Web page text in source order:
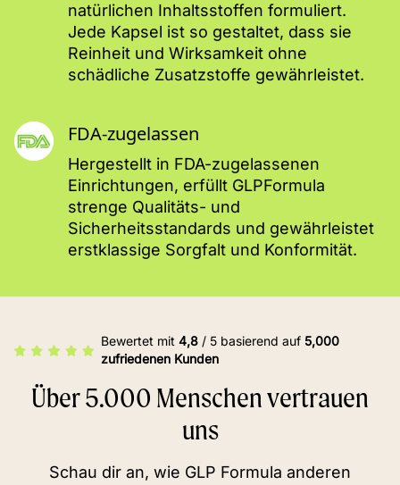
natürlichen Inhaltsstoffen formuliert.
Jede Kapsel ist so gestaltet, dass sie
Reinheit und Wirksamkeit ohne
schädliche Zusatzstoffe gewährleistet.
FDA-zugelassen
Hergestellt in FDA-zugelassenen
Einrichtungen, erfüllt GLPFormula
strenge Qualitäts- und
Sicherheitsstandards und gewährleistet
erstklassige Sorgfalt und Konformität.
Bewertet mit4,8 / 5 basierend auf 5,000
zufriedenen Kunden
Über 5.000 Menschen vertrauen
uns
Schau dir an, wie GLP Formula anderen